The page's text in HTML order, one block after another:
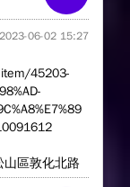
2023-06-02 15:27
45203-
區敦化北路